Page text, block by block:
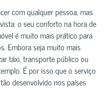
com qualquer pessoa, mas
o seu conforto na hora de
é muito mais prático para
Embora seja muito mais
táxi, transporte público ou
É por isso que o serviço
desenvolvido nos países